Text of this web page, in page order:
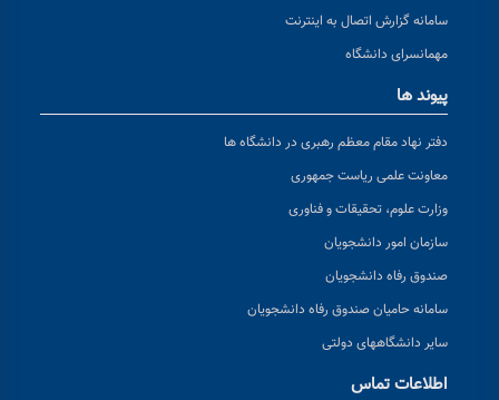
سامانه گزارش اتصال به اینترنت
مهمانسرای دانشگاه
پیوند ها
دفتر نهاد مقام معظم رهبری در دانشگاه ها
معاونت علمی ریاست جمهوری
وزارت علوم، تحقیقات و فناوری
سازمان امور دانشجویان
صندوق رفاه دانشجویان
سامانه حامیان صندوق رفاه دانشجویان
سایر دانشگاههای دولتی
اطلاعات تماس